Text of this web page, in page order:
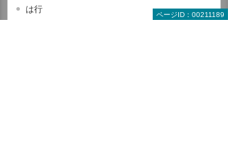
ページID：00211189
は行